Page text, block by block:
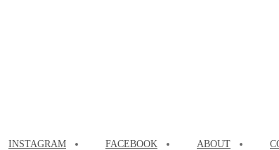
INSTAGRAM FACEBOOK ABOUT